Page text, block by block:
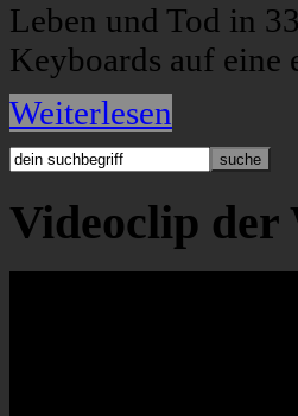
Leben und Tod in
Keyboards auf eine
Weiterlesen
Videoclip der